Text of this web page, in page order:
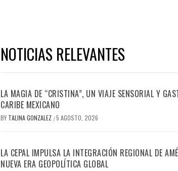
NOTICIAS RELEVANTES
LA MAGIA DE “CRISTINA”, UN VIAJE SENSORIAL Y
CARIBE MEXICANO
BY TALINA GONZALEZ /5 AGOSTO, 2026
LA CEPAL IMPULSA LA INTEGRACIÓN REGIONAL DE
NUEVA ERA GEOPOLÍTICA GLOBAL